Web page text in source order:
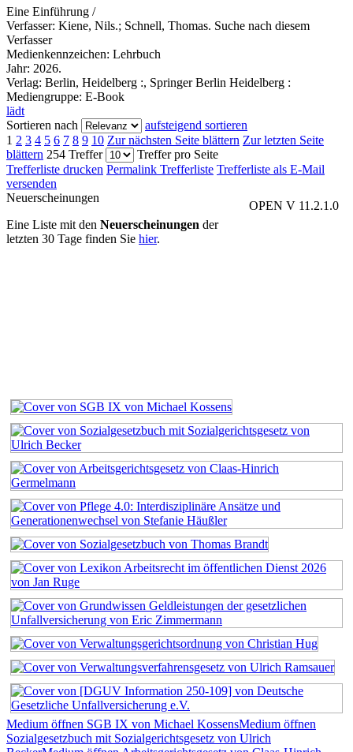
Eine Einführung /
Verfasser: Kiene, Nils.; Schnell, Thomas. Suche nach diesem
Verfasser
Medienkennzeichen: Lehrbuch
Jahr: 2026.
Verlag: Berlin, Heidelberg :, Springer Berlin Heidelberg :
Mediengruppe: E-Book
lädt
Sortieren nach
aufsteigend sortieren
1 2 3 4 5 6 7 8 9 10 Zur nächsten Seite blättern Zur letzten Seite
blättern 254 Treffer
Treffer pro Seite
Trefferliste drucken Permalink Trefferliste Trefferliste als E-Mail
versenden
OPEN V 11.2.1.0
Neuerscheinungen
Eine Liste mit den Neuerscheinungen der
letzten 30 Tage finden Sie hier.
Medium öffnen SGB IX von Michael KossensMedium öffnen
Sozialgesetzbuch mit Sozialgerichtsgesetz von Ulrich